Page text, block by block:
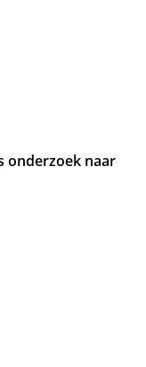
onderzoek naar